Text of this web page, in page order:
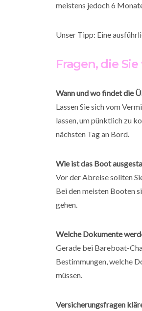
meistens jedoch 6
Unser Tipp: Eine
Fragen, die
Wann und wo findet die
Lassen Sie sich vom
lassen, um pünktlich zu
nächsten Tag an Bord.
Wie ist das Boot
Vor der Abreise sollten
Bei den meisten Booten
gehen.
Welche Dokumente
Gerade bei Bareboat-
Bestimmungen, welche
müssen.
Versicherungsfragen